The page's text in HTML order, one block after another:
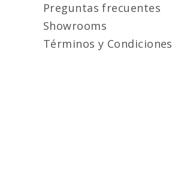
Preguntas frecuentes
Showrooms
Términos y Condiciones